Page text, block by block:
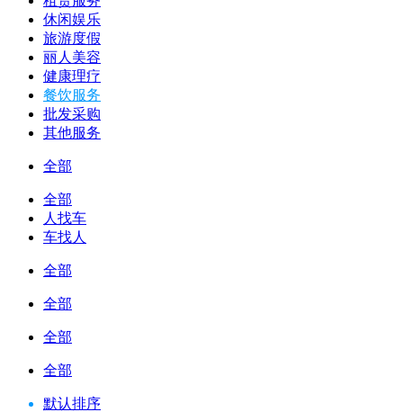
休闲娱乐
旅游度假
丽人美容
健康理疗
餐饮服务
批发采购
其他服务
全部
全部
人找车
车找人
全部
全部
全部
全部
默认排序